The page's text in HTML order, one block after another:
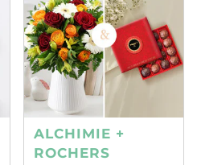
ALCHIMIE +
ROCHERS